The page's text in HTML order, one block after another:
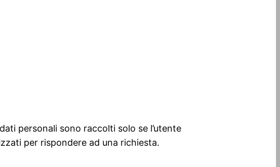
personali sono raccolti solo se l’utente
per rispondere ad una richiesta.